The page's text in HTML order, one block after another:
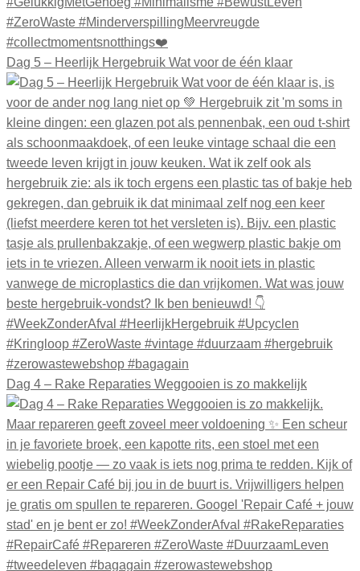
Dag 5 – Heerlijk Hergebruik Wat voor de één klaar
Dag 4 – Rake Reparaties Weggooien is zo makkelijk